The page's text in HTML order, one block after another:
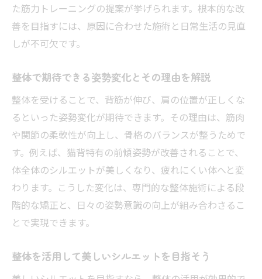
整体の予約前に知っておきたい確認事項ま
とめ
猫背矯正を続けるコツと整体の役割を解説
ツ
整体のアドバイスで無理なく姿勢改善を習
慣化
猫背矯正のモチベーションを保つ整体のサ
ポート
整体通院を続けるための工夫とポイント紹
整体で得た猫背改善効果をキープする方法
整体で叶える美しい姿勢と健康生活の始め方
た筋力トレーニングの提案が挙げられます。根本的な改
善を目指すには、原因に合わせた施術と日常生活の見直
しが不可欠です。
整体で期待できる姿勢変化とその理由を解説
整体を受けることで、背筋が伸び、肩の位置が正しくな
るといった姿勢変化が期待できます。その理由は、筋肉
や関節の柔軟性が向上し、骨格のバランスが整うためで
す。例えば、猫背特有の前傾姿勢が改善されることで、
体全体のシルエットが美しくなり、疲れにくい体へと変
わります。こうした変化は、専門的な整体施術による段
階的な矯正と、日々の姿勢意識の向上が組み合わさるこ
とで実現できます。
整体を活用して美しいシルエットを目指そう